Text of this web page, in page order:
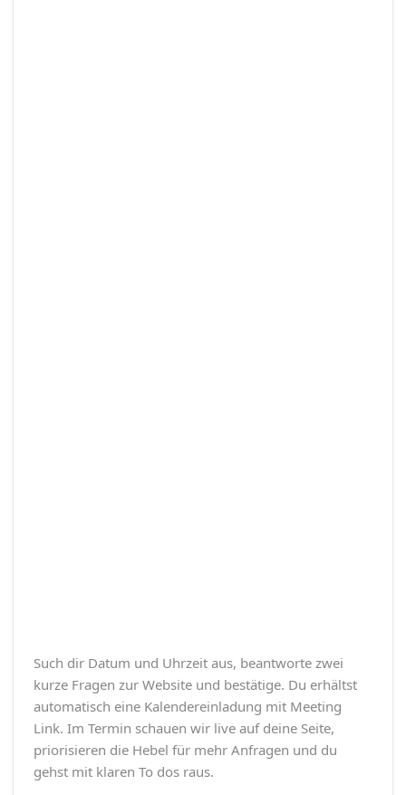
Such dir Datum und Uhrzeit aus, beantworte zwei
kurze Fragen zur Website und bestätige. Du erhältst
automatisch eine Kalendereinladung mit Meeting
Link. Im Termin schauen wir live auf deine Seite,
priorisieren die Hebel für mehr Anfragen und du
gehst mit klaren To dos raus.